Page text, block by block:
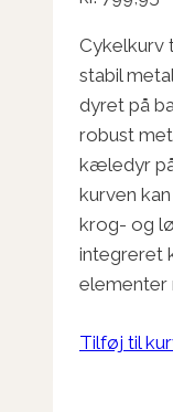
Cykelkurv
stabil
dyret på
robust
kæledyr
kurven
krog- og
integreret
elementer
Tilføj til